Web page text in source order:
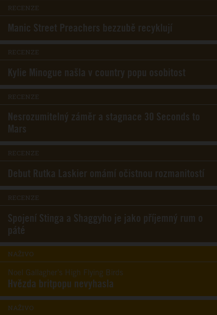
RECENZE
Manic Street Preachers bezzubě recyklují
RECENZE
Kylie Minogue našla v country popu osobitost
RECENZE
Nesrozumitelný záměr a stagnace 30 Seconds to
Mars
RECENZE
Debut Rutka Laskier omámí očistnou rozmanitostí
RECENZE
Spojení Stinga a Shaggyho je jako příjemný rum o
páté
NAŽIVO
Noel Gallagher’s High Flying Birds
Hvězda britpopu nevyhasla
NAŽIVO